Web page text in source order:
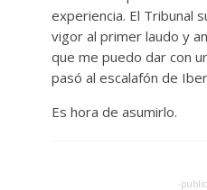
experiencia. El Tribunal
vigor al primer laudo y
que me puedo dar con
pasó al escalafón de
Es hora de asumirlo.